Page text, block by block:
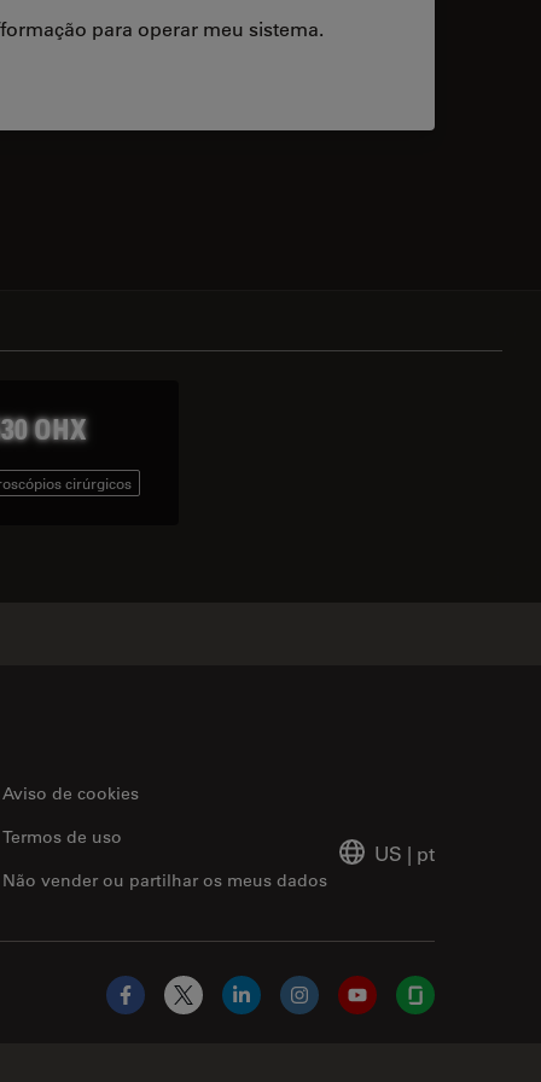
para operar meu sistema.
OHX
cirúrgicos
Aviso de cookies
Não vender ou partilhar os meus dados
Termos de uso
US | pt
Facebook
X LinkedInInstagramYouTubeGlassdoor